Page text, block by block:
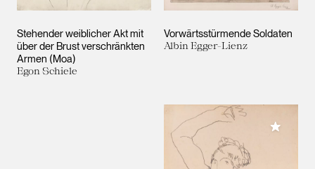
Stehender weiblicher Akt mit
über der Brust verschränkten
Armen (Moa)
Egon Schiele
Vorwärtsstürmende Soldaten
Albin Egger-Lienz
Meiner